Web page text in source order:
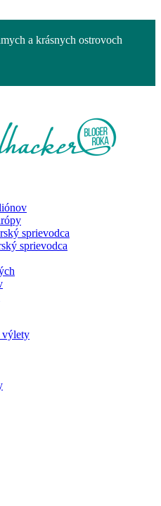
a krásnych ostrovoch
sprievodca
sprievodca
výlety